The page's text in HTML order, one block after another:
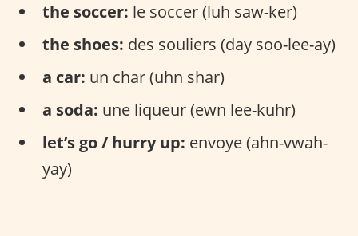
the soccer: le soccer (luh saw-ker)
the shoes: des souliers (day soo-lee-ay)
a car: un char (uhn shar)
a soda: une liqueur (ewn lee-kuhr)
let’s go / hurry up: envoye (ahn-vwah-
yay)